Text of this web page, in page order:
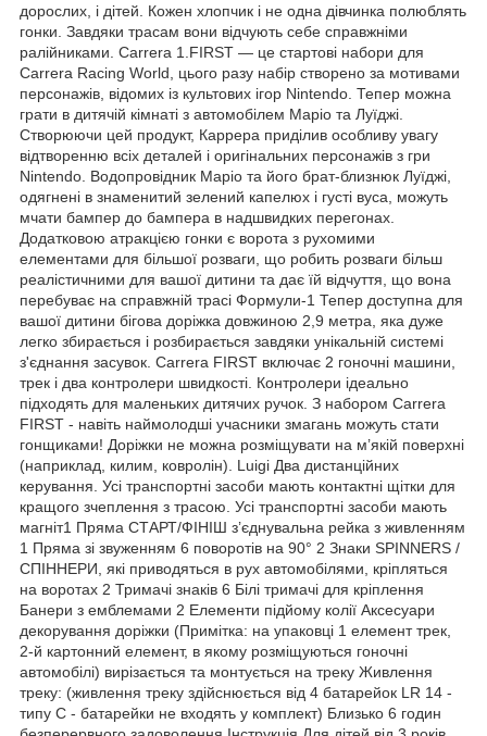
дорослих, і дітей. Кожен хлопчик і не одна дівчинка полюблять
гонки. Завдяки трасам вони відчують себе справжніми
ралійниками. Carrera 1.FIRST — це стартові набори для
Carrera Racing World, цього разу набір створено за мотивами
персонажів, відомих із культових ігор Nintendo. Тепер можна
грати в дитячій кімнаті з автомобілем Маріо та Луїджі.
Створюючи цей продукт, Каррера приділив особливу увагу
відтворенню всіх деталей і оригінальних персонажів з гри
Nintendo. Водопровідник Маріо та його брат-близнюк Луїджі,
одягнені в знаменитий зелений капелюх і густі вуса, можуть
мчати бампер до бампера в надшвидких перегонах.
Додатковою атракцією гонки є ворота з рухомими
елементами для більшої розваги, що робить розваги більш
реалістичними для вашої дитини та дає їй відчуття, що вона
перебуває на справжній трасі Формули-1 Тепер доступна для
вашої дитини бігова доріжка довжиною 2,9 метра, яка дуже
легко збирається і розбирається завдяки унікальній системі
з'єднання засувок. Carrera FIRST включає 2 гоночні машини,
трек і два контролери швидкості. Контролери ідеально
підходять для маленьких дитячих ручок. З набором Carrera
FIRST - навіть наймолодші учасники змагань можуть стати
гонщиками! Доріжки не можна розміщувати на м’якій поверхні
(наприклад, килим, ковролін). Luigi Два дистанційних
керування. Усі транспортні засоби мають контактні щітки для
кращого зчеплення з трасою. Усі транспортні засоби мають
магніт1 Пряма СТАРТ/ФІНІШ з’єднувальна рейка з живленням
1 Пряма зі звуженням 6 поворотів на 90° 2 Знаки SPINNERS /
СПІННЕРИ, які приводяться в рух автомобілями, кріпляться
на воротах 2 Тримачі знаків 6 Білі тримачі для кріплення
Банери з емблемами 2 Елементи підйому колії Аксесуари
декорування доріжки (Примітка: на упаковці 1 елемент трек,
2-й картонний елемент, в якому розміщуються гоночні
автомобілі) вирізається та монтується на треку Живлення
треку: (живлення треку здійснюється від 4 батарейок LR 14 -
типу C - батарейки не входять у комплект) Близько 6 годин